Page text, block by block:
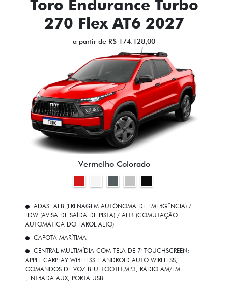
Toro Endurance Turbo
270 Flex AT6 2027
a partir de R$ 174.128,00
Vermelho Colorado
ADAS: AEB (FRENAGEM AUTÔNOMA DE EMERGÊNCIA) /
LDW (AVISA DE SAÍDA DE PISTA) / AHB (COMUTAÇÃO
AUTOMÁTICA DO FAROL ALTO)
CAPOTA MARÍTIMA
CENTRAL MULTIMÍDIA COM TELA DE 7' TOUCHSCREEN;
APPLE CARPLAY WIRELESS E ANDROID AUTO WIRELESS;
COMANDOS DE VOZ BLUETOOTH,MP3, RÁDIO AM/FM
,ENTRADA AUX, PORTA USB